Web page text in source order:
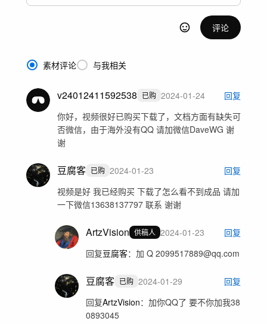
评论
素材评论 与我相关
v24012411592538 已购 2024-01-24
回复
你好，视频很好已购买下载了，文档方面有缺失可
否微信，由于海外没有QQ 请加微信DaveWG 谢
谢
豆腐客 已购 2024-01-23
回复
视频是好 我已经购买 下载了怎么看不到成品 请加
一下微信13638137797 联系 谢谢
ArtzVision 供稿人 2024-01-23
回复
回复豆腐客： 加 Q 2099517889@qq.com
豆腐客 已购 2024-01-29
回复
回复ArtzVision： 加你QQ了 要不你加我38
0893045